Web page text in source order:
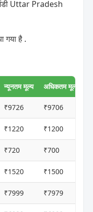
Uttar Pradesh
गया है .
न्यूनतम मूल्य अधिकतम मूल्य
₹9726 ₹9706
₹1220 ₹1200
₹720 ₹700
₹1520 ₹1500
₹7999 ₹7979